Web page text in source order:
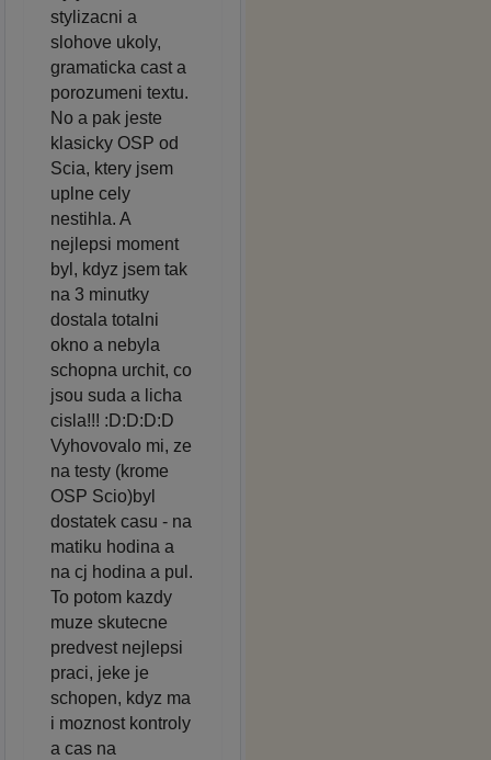
stylizacni a
slohove ukoly,
gramaticka cast a
porozumeni textu.
No a pak jeste
klasicky OSP od
Scia, ktery jsem
uplne cely
nestihla. A
nejlepsi moment
byl, kdyz jsem tak
na 3 minutky
dostala totalni
okno a nebyla
schopna urchit, co
jsou suda a licha
cisla!!! :D:D:D:D
Vyhovovalo mi, ze
na testy (krome
OSP Scio)byl
dostatek casu - na
matiku hodina a
na cj hodina a pul.
To potom kazdy
muze skutecne
predvest nejlepsi
praci, jeke je
schopen, kdyz ma
i moznost kontroly
a cas na